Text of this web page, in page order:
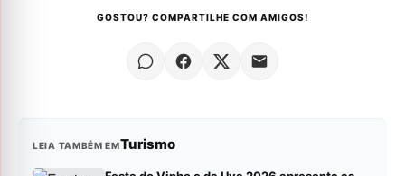
GOSTOU? COMPARTILHE COM AMIGOS!
LEIA TAMBÉM EMTurismo